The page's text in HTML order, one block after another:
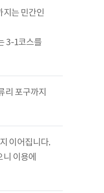
지는 민간인
3-1코스를
리 포구까지
이어집니다.
이용에